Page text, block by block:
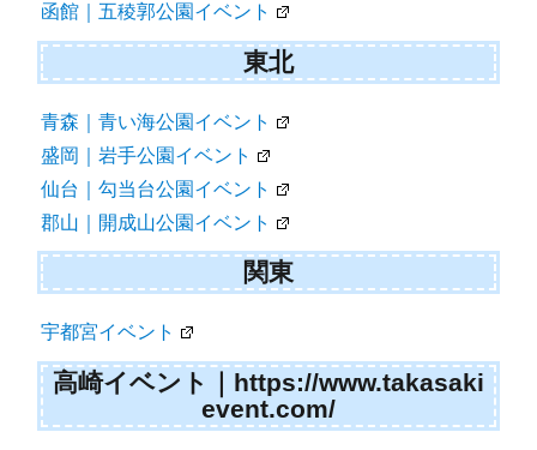
函館｜五稜郭公園イベント
東北
青森｜青い海公園イベント
盛岡｜岩手公園イベント
仙台｜勾当台公園イベント
郡山｜開成山公園イベント
関東
宇都宮イベント
高崎イベント｜https://www.takasaki
event.com/